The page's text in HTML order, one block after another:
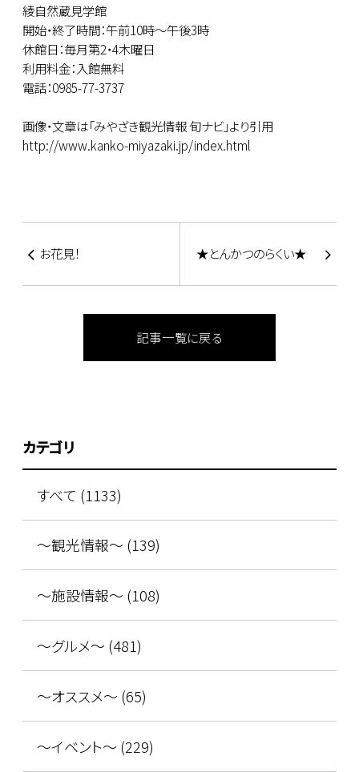
綾自然蔵見学館
開始・終了時間：午前10時～午後3時
休館日：毎月第2・4木曜日
利用料金：入館無料
電話：0985-77-3737
画像・文章は「みやざき観光情報 旬ナビ」より引用
http://www.kanko-miyazaki.jp/index.html
お花見！ ★とんかつのらくい★
記事一覧に戻る
カテゴリ
すべて (1133)
～観光情報～ (139)
～施設情報～ (108)
～グルメ～ (481)
～オススメ～ (65)
～イベント～ (229)